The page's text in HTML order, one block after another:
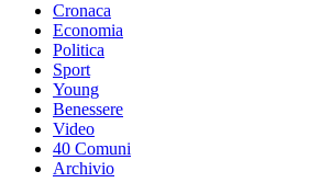
Cronaca
Economia
Politica
Sport
Young
Benessere
Video
40 Comuni
Archivio